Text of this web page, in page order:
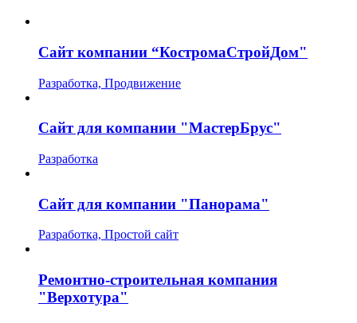
Сайт компании “КостромаСтройДом"
Разработка, Продвижение
Сайт для компании "МастерБрус"
Разработка
Сайт для компании "Панорама"
Разработка, Простой сайт
Ремонтно-строительная компания
"Верхотура"